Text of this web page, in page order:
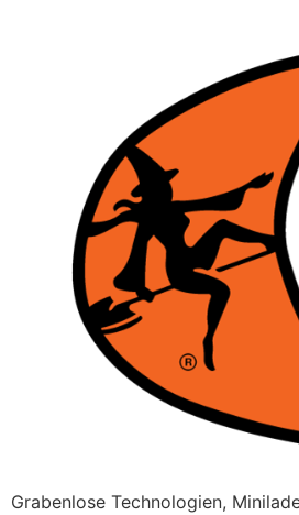
Grabenlose Technologien,